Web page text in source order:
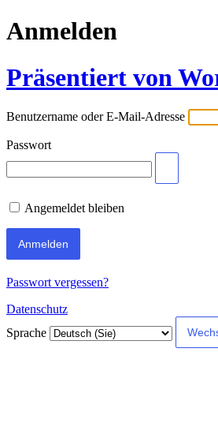
Anmelden
Präsentiert von
Benutzername oder E-Mail-Adresse
Passwort
Angemeldet bleiben
Passwort vergessen?
Datenschutz
Sprache